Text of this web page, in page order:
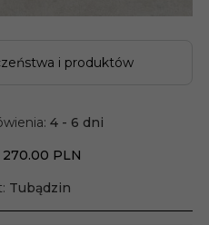
i produktów
4 - 6 dni
270.00 PLN
Tubądzin